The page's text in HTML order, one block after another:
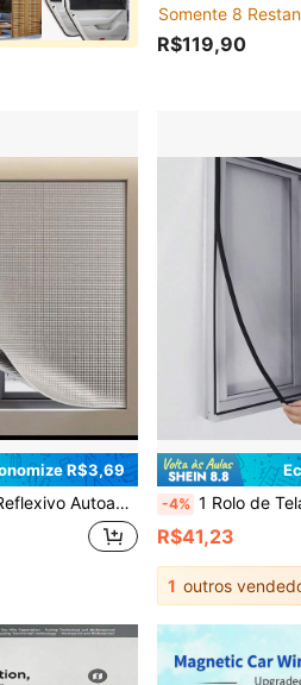
Somente 8
R$119,90
R$3,69
de Garagem, Telhados, Carros, Isolamento de Folha de Alumínio Dupla Face, Capa de Porta de Garagem à Prova de Vento e Chuva Aplicável para Janelas, RVs, Porões, Inverno e Verão -4% 1 Rolo de Tela Mosquiteira Preta Autoadesiva, Cortável DIY à Prova de Insetos com Fita de Gancho e
R$41,23
1 outros